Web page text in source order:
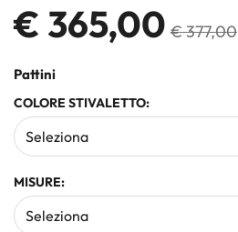
€ 365,00 € 377,00
Pattini
COLORE STIVALETTO:
MISURE: